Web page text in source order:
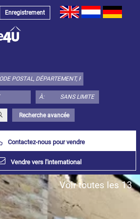
Enregistrement
À:
Recherche avancée
Contactez-nous pour vendre
Vendre vers l'international
Voir toutes les 13